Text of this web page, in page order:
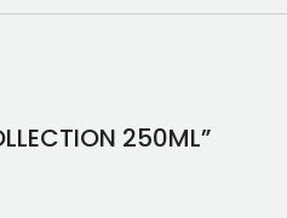
250ML”